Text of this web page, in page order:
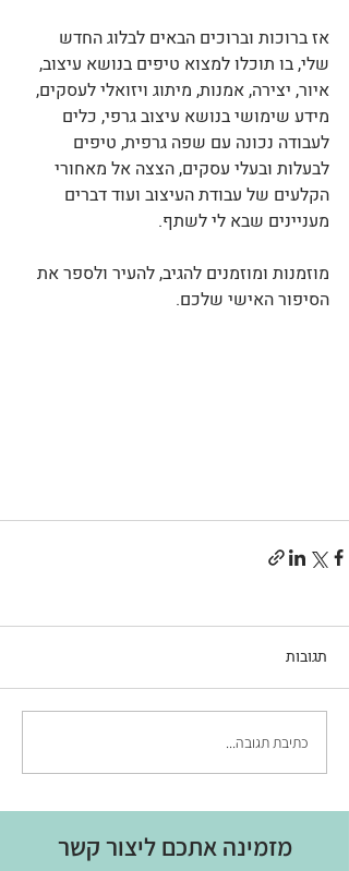
אז ברוכות וברוכים הבאים לבלוג החדש
שלי, בו תוכלו למצוא טיפים בנושא עיצוב,
איור, יצירה, אמנות, מיתוג ויזואלי לעסקים,
מידע שימושי בנושא עיצוב גרפי, כלים
לעבודה נכונה עם שפה גרפית, טיפים
לבעלות ובעלי עסקים, הצצה אל מאחורי
הקלעים של עבודת העיצוב ועוד דברים
מעניינים שבא לי לשתף.
מוזמנות ומוזמנים להגיב, להעיר ולספר את
הסיפור האישי שלכם.
תגובות
כתיבת תגובה...
מזמינה אתכם ליצור קשר